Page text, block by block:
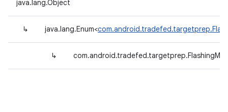
java.lang.Object
↳ java.lang.Enum<
↳